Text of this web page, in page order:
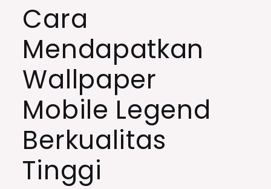
Cara
Mendapatkan
Wallpaper
Mobile Legend
Berkualitas
Tinggi